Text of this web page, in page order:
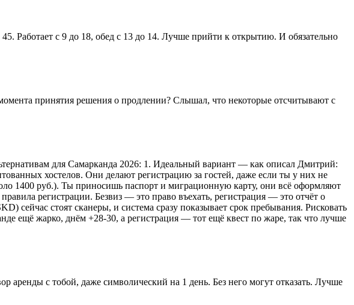
Работает с 9 до 18, обед с 13 до 14. Лучше прийти к открытию. И обязательно
принятия решения о продлении? Слышал, что некоторые отсчитывают с
для Самарканда 2026: 1. Идеальный вариант — как описал Дмитрий:
хостелов. Они делают регистрацию за гостей, даже если ты у них не
1400 руб.). Ты приносишь паспорт и миграционную карту, они всё оформляют
регистрации. Безвиз — это право въехать, регистрация — это отчёт о
сейчас стоят сканеры, и система сразу показывает срок пребывания. Рисковать
ещё жарко, днём +28-30, а регистрация — тот ещё квест по жаре, так что лучше
аренды с тобой, даже символический на 1 день. Без него могут отказать. Лучше